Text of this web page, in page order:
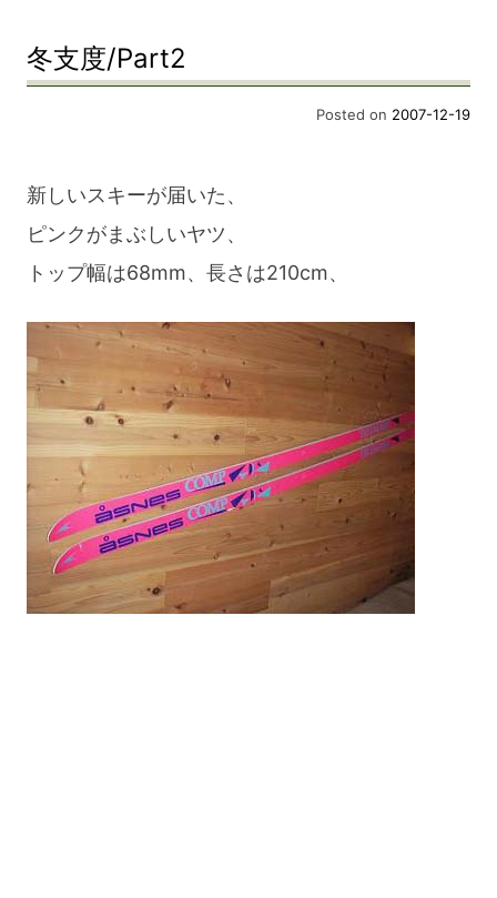
冬支度/Part2
Posted on 2007-12-19
新しいスキーが届いた、
ピンクがまぶしいヤツ、
トップ幅は68mm、長さは210cm、